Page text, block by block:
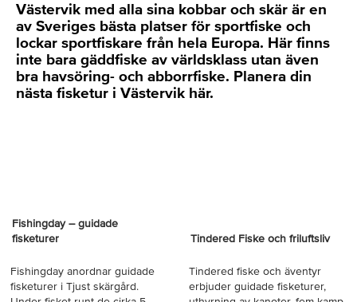
Västervik med alla sina kobbar och skär är en
av Sveriges bästa platser för sportfiske och
lockar sportfiskare från hela Europa. Här finns
inte bara gäddfiske av världsklass utan även
bra havsöring- och abborrfiske. Planera din
nästa fisketur i Västervik här.
Fishingday – guidade
fisketurer
Fishingday anordnar guidade
fisketurer i Tjust skärgård.
Tindered Fiske och friluftsliv
Tindered fiske och äventyr
erbjuder guidade fisketurer,